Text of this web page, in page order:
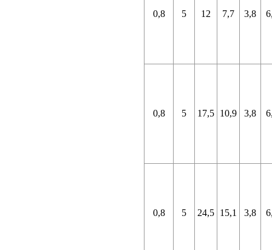
0,8 5 12 7,7 3,8
0,8 5 17,5 10,9 3,8
0,8 5 24,5 15,1 3,8